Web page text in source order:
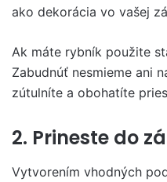
ako dekorácia vo vašej
Ak máte rybník použite
Zabudnúť nesmieme ani
zútulníte a obohatíte
2. Prineste do
Vytvorením vhodných